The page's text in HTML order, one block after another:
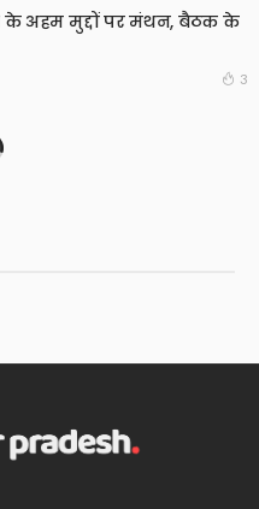
के अहम मुद्दों पर मंथन, बैठक के
3